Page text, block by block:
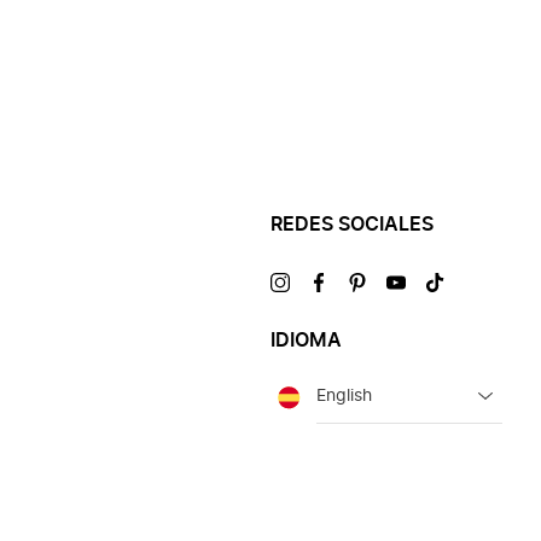
REDES SOCIALES
VisítanosVisítanosVisítanosVisítanosVisítanos
IDIOMA
Idioma